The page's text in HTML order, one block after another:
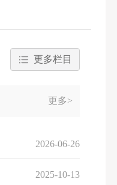
更多栏目
更多>
2026-06-26
2025-10-13